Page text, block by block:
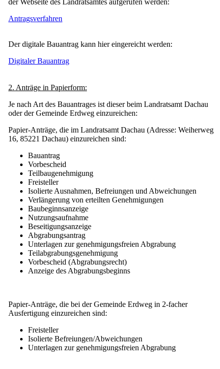
der Webseite des Landratsamtes aufgerufen werden:
Antragsverfahren
Der digitale Bauantrag kann hier eingereicht werden:
Digitaler Bauantrag
2. Anträge in Papierform:
Je nach Art des Bauantrages ist dieser beim Landratsamt Dachau
oder der Gemeinde Erdweg einzureichen:
Papier-Anträge, die im Landratsamt Dachau (Adresse: Weiherweg
16, 85221 Dachau) einzureichen sind:
Bauantrag
Vorbescheid
Teilbaugenehmigung
Freisteller
Isolierte Ausnahmen, Befreiungen und Abweichungen
Verlängerung von erteilten Genehmigungen
Baubeginnsanzeige
Nutzungsaufnahme
Beseitigungsanzeige
Abgrabungsantrag
Unterlagen zur genehmigungsfreien Abgrabung
Teilabgrabungsgenehmigung
Vorbescheid (Abgrabungsrecht)
Anzeige des Abgrabungsbeginns
Papier-Anträge, die bei der Gemeinde Erdweg in 2-facher
Ausfertigung einzureichen sind:
Freisteller
Isolierte Befreiungen/Abweichungen
Unterlagen zur genehmigungsfreien Abgrabung